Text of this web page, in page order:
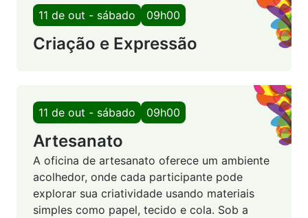
11 de out - sábado 09h00
Criação e Expressão
11 de out - sábado 09h00
Artesanato
A oficina de artesanato oferece um ambiente
acolhedor, onde cada participante pode
explorar sua criatividade usando materiais
simples como papel, tecido e cola. Sob a